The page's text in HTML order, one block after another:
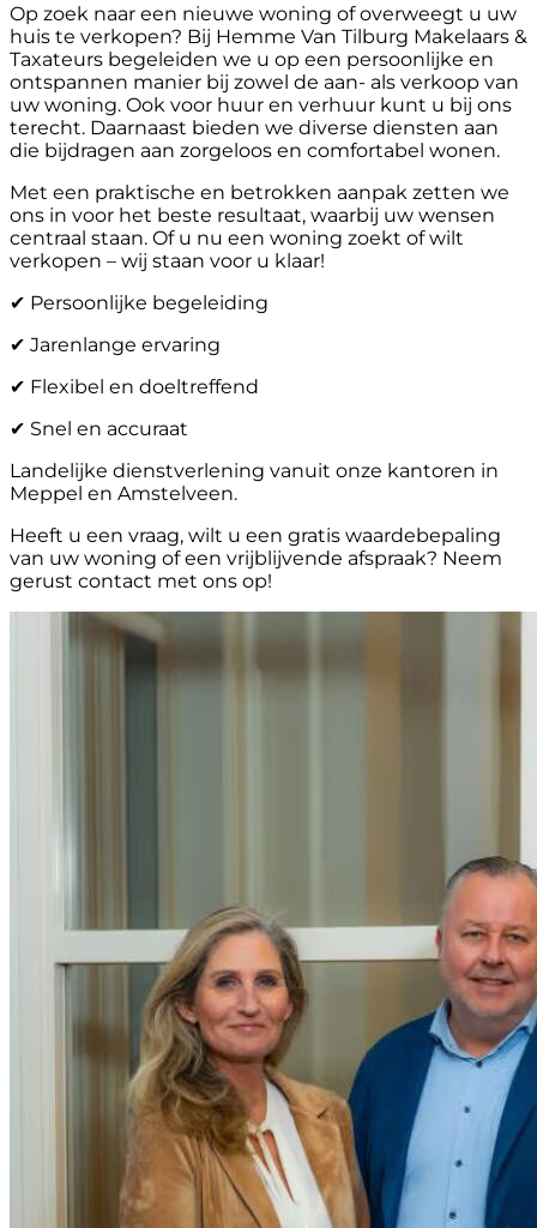
Op zoek naar een nieuwe woning of overweegt u uw
huis te verkopen? Bij Hemme Van Tilburg Makelaars &
Taxateurs begeleiden we u op een persoonlijke en
ontspannen manier bij zowel de aan- als verkoop van
uw woning. Ook voor huur en verhuur kunt u bij ons
terecht. Daarnaast bieden we diverse diensten aan
die bijdragen aan zorgeloos en comfortabel wonen.
Met een praktische en betrokken aanpak zetten we
ons in voor het beste resultaat, waarbij uw wensen
centraal staan. Of u nu een woning zoekt of wilt
verkopen – wij staan voor u klaar!
✔ Persoonlijke begeleiding
✔ Jarenlange ervaring
✔ Flexibel en doeltreffend
✔ Snel en accuraat
Landelijke dienstverlening vanuit onze kantoren in
Meppel en Amstelveen.
Heeft u een vraag, wilt u een gratis waardebepaling
van uw woning of een vrijblijvende afspraak? Neem
gerust contact met ons op!